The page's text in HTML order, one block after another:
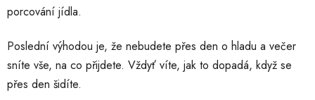
porcování jídla.
Poslední výhodou je, že nebudete přes den o hladu a večer
sníte vše, na co přijdete. Vždyť víte, jak to dopadá, když se
přes den šidíte.